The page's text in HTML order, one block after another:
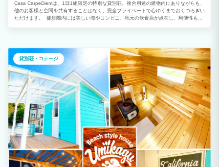
Casa CarpeDiemは、1日1組限定の特別な貸別荘。複合用途の建物内にありながらも、
他のお客様と空間を共有することはなく、完全プライベートで心ゆくまでおくつろぎい
ただけます。 徒歩圏内には美しい海やコンビニ、地元の飲食店が点在し、利便性も抜
ァミリーはもちろん、カップルやグループ旅行にも最適です。 ロフトスペースは“秘密
基地”のような遊び心あふれる空間。木の温もりを感じるインテリアや柔らかな光が差
し込む寝室など、どのシーンにもくつろぎを提供します。 Casa CarpeDiemで過ごす
時間は、五感で味わう「新感覚ステイ」。ちょっと特別な滞在で、心に残る思い出をー
ーーー。 【1 階】 ◉室内温水プール 天候に左右されず室内でお客様専用の快適な温度
でプールが1年中楽しめます！ ◉DK 室内グリルで本格BBQをお楽しみください！ 雨風
気にせずBBQが楽しめます♪ ガス式グリルで炭・火おこしも不要。 ・ダイニングテー
ブル ・大型冷蔵庫 ・電子レンジ ・トースター ・ケトル ・食器 ・カトラリー ・調理
器具 ◉バスルーム（浴槽・シャワーあり） ◉トイレ×２ ◉寝室×２（セミダブル各部屋２
台） 【1.5F】 ◉寝室×１（布団人数に合わせて） ◉シアタールーム ・テレビ ・ソファ
・ロフト 【エクステリア】 ・敷地内駐車場 2台まで無料(徒歩数分の場所に無料駐車
場1台もお停めいただけます） ・シャワースペース完備 〇オプションメニュー〇 滞在
をさらに豊かに彩るお食事オプションもご用意しております。 ・海鮮舟盛り ・BBQお
肉セット ・お野菜おつまみセット ・ご朝食 特別なひとときをより贅沢に。ぜひお好み
に合わせてご利用ください。※オプションご注文はご予約確定後にご案内いたします。
貸別荘・コテージ